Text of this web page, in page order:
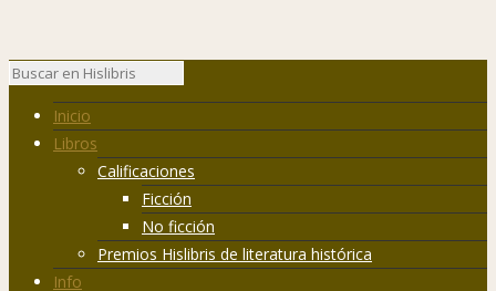
Inicio
Libros
Calificaciones
Ficción
No ficción
Premios Hislibris de literatura histórica
Info